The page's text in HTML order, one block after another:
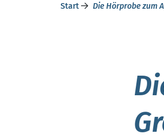
Start Die Hörprobe zum